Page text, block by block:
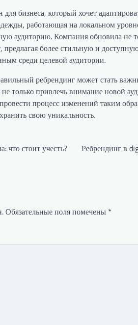
бизнеса, который хочет
работающая на локальном
аудиторию. Компания обновила не
предлагая более стильную и
среди целевой аудитории.
ребрендинг может стать
только привлечь внимание новой
процесс изменений таким
свою уникальность.
что стоит учесть?
Ребрендинг в
Обязательные поля помечены *